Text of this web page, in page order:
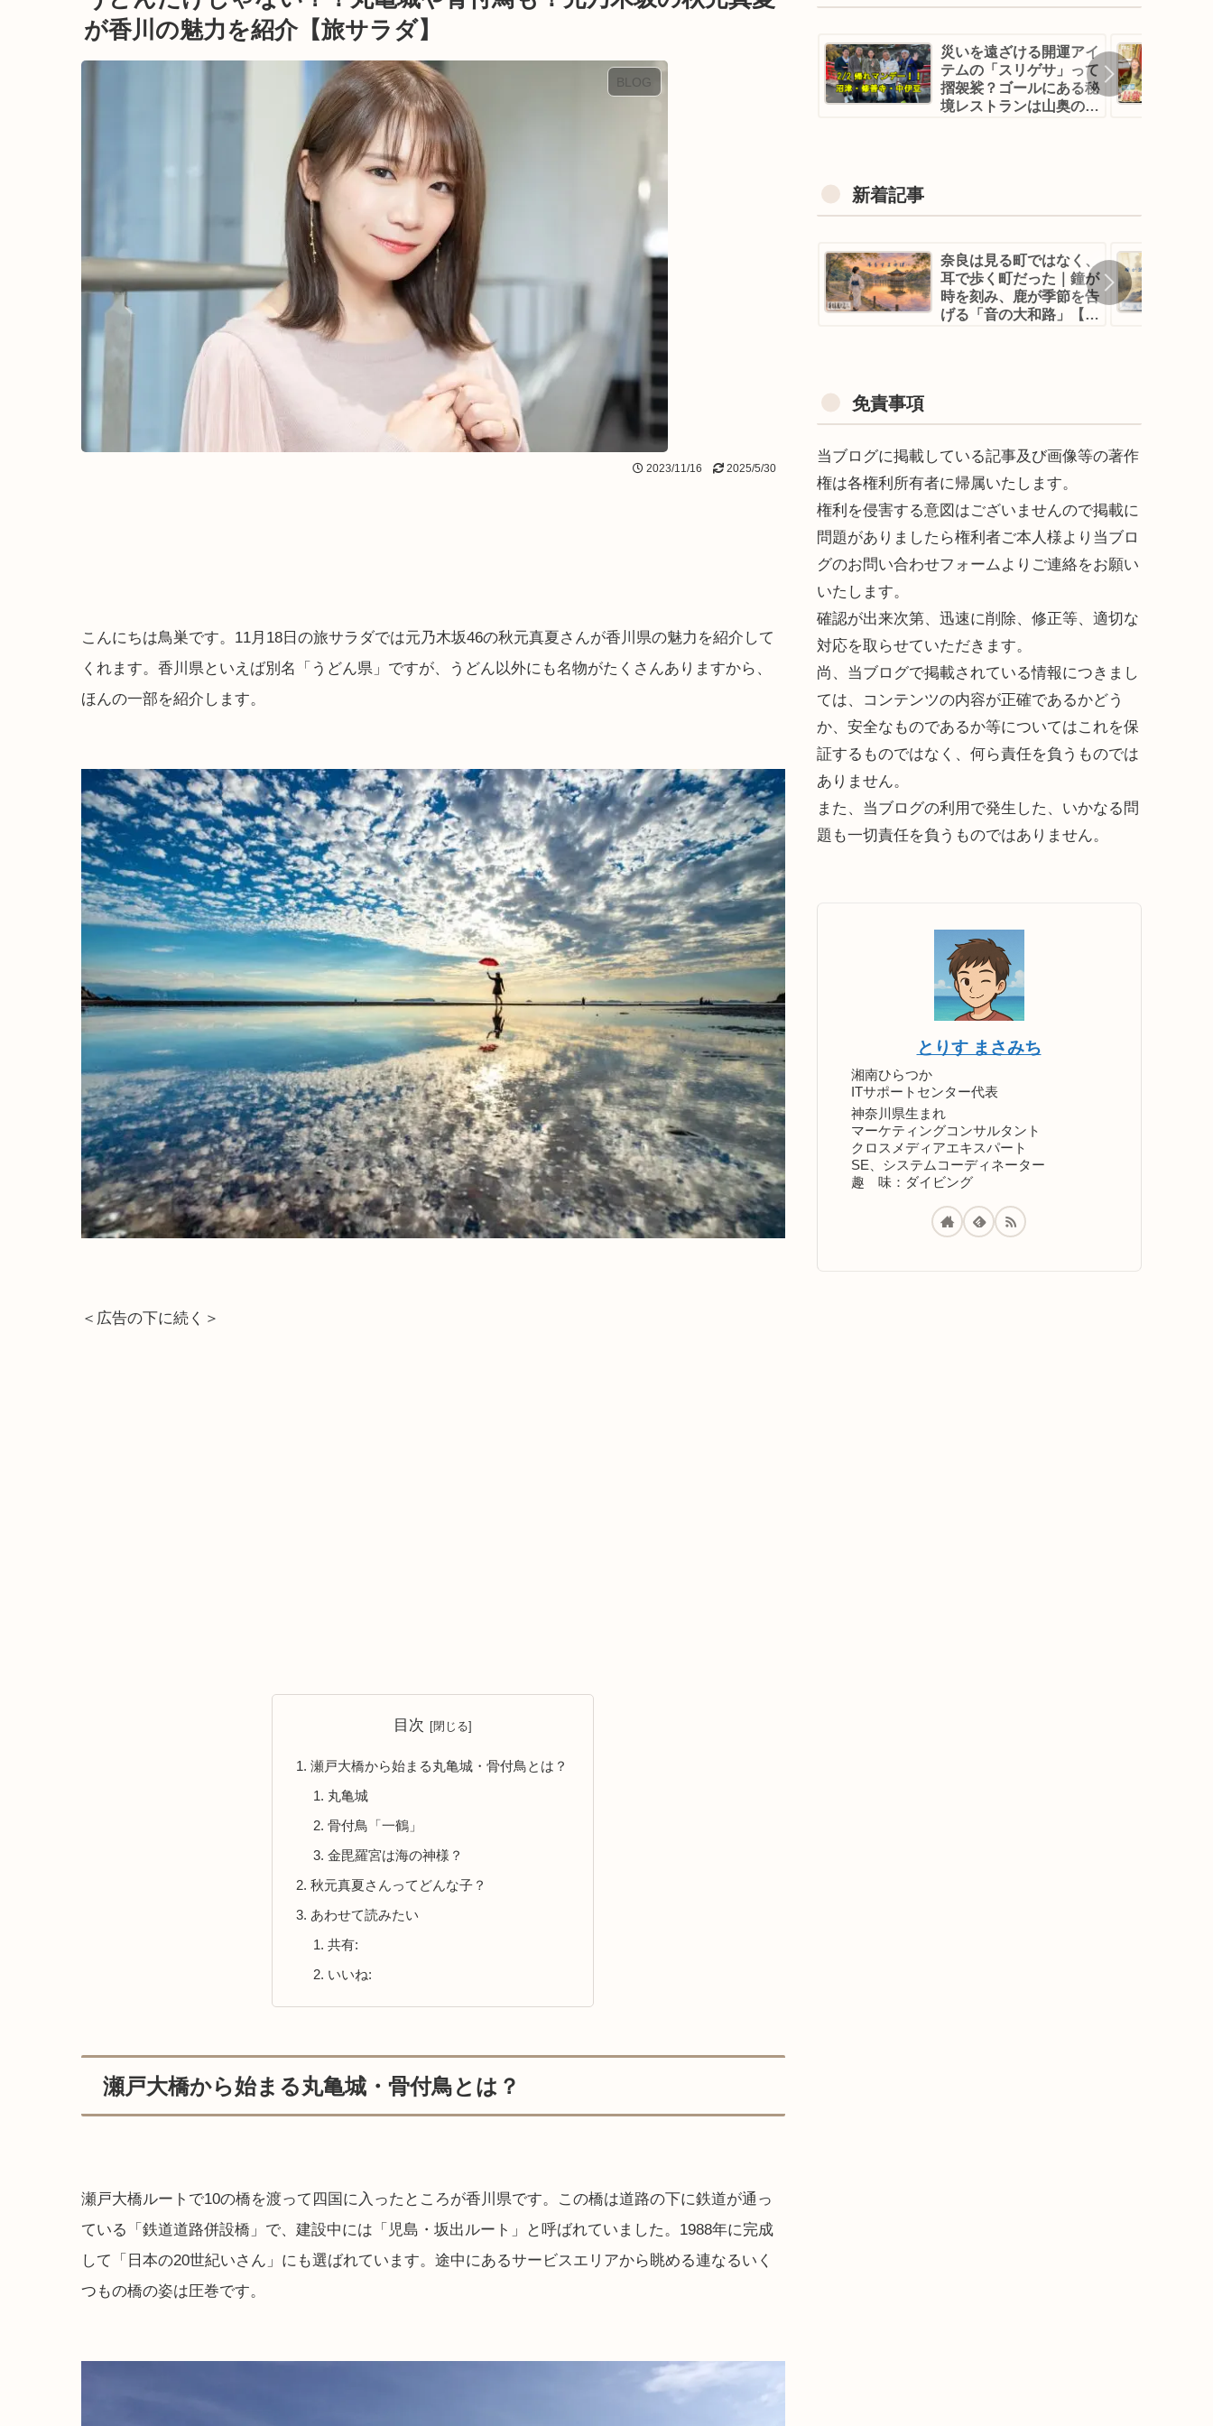
が香川の魅力を紹介【旅サラダ】
BLOG
2023/11/16 2025/5/30
こんにちは鳥巣です。11月18日の旅サラダでは元乃木坂46の秋元真夏さんが香川県の魅力を紹介して
くれます。香川県といえば別名「うどん県」ですが、うどん以外にも名物がたくさんありますから、
ほんの一部を紹介します。
＜広告の下に続く＞
目次
瀬戸大橋から始まる丸亀城・骨付鳥とは？
丸亀城
骨付鳥「一鶴」
金毘羅宮は海の神様？
秋元真夏さんってどんな子？
あわせて読みたい
共有:
いいね:
瀬戸大橋から始まる丸亀城・骨付鳥とは？
瀬戸大橋ルートで10の橋を渡って四国に入ったところが香川県です。この橋は道路の下に鉄道が通っ
ている「鉄道道路併設橋」で、建設中には「児島・坂出ルート」と呼ばれていました。1988年に完成
して「日本の20世紀いさん」にも選ばれています。途中にあるサービスエリアから眺める連なるいく
つもの橋の姿は圧巻です。
災いを遠ざける開運アイ
テムの「スリゲサ」って
摺袈裟？ゴールにある秘
境レストランは山奥の古
新着記事
奈良は見る町ではなく、
耳で歩く町だった｜鐘が
時を刻み、鹿が季節を告
げる「音の大和路」【新
免責事項
当ブログに掲載している記事及び画像等の著作
権は各権利所有者に帰属いたします。
権利を侵害する意図はございませんので掲載に
問題がありましたら権利者ご本人様より当ブロ
グのお問い合わせフォームよりご連絡をお願い
いたします。
確認が出来次第、迅速に削除、修正等、適切な
対応を取らせていただきます。
尚、当ブログで掲載されている情報につきまし
ては、コンテンツの内容が正確であるかどう
か、安全なものであるか等についてはこれを保
証するものではなく、何ら責任を負うものでは
ありません。
また、当ブログの利用で発生した、いかなる問
題も一切責任を負うものではありません。
とりす まさみち
湘南ひらつか
ITサポートセンター代表
神奈川県生まれ
マーケティングコンサルタント
クロスメディアエキスパート
SE、システムコーディネーター
趣 味：ダイビング